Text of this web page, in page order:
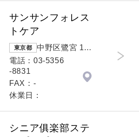
サンサンフォレス
トケア
東京都
中野区鷺宮 1-4
-17 サンサン
電話：03-5356
-8831
FAX：-
休業日：
シニア俱楽部ステ